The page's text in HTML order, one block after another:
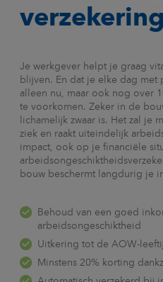
verzekering
Je werkgever helpt je graag
blijven. En dat je elke dag met
alleen nu, maar ook nog over
te voorkomen. Zeker in de
lichamelijk zwaar is. Het zal je
ziek en raakt uiteindelijk
impact, ook op je financiële
bouw beschermt langdurig je
Behoud van een goed
arbeidsongeschiktheid
Uitkering tot de AOW-
Minstens 20% korting